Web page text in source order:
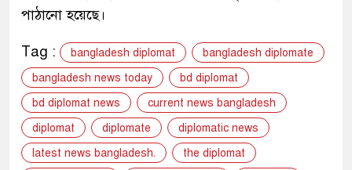
পাঠানো হয়েছে।
Tag : bangladesh diplomat
bangladesh diplomate
bangladesh news today
bd diplomat
bd diplomat news
current news bangladesh
diplomat
diplomate
diplomatic news
latest news bangladesh.
the diplomat